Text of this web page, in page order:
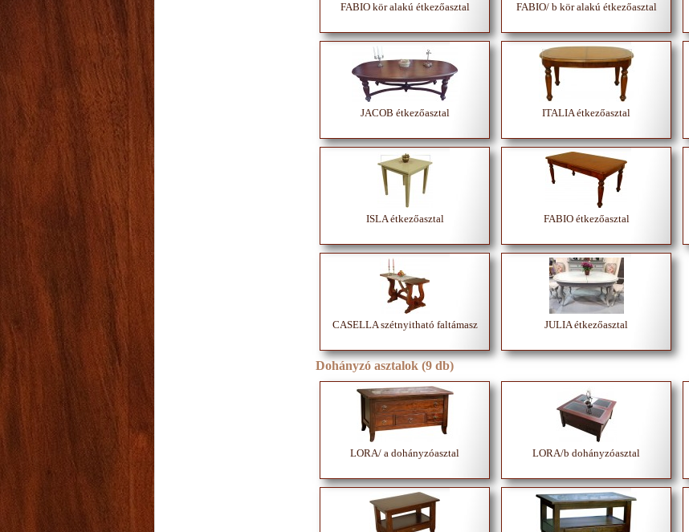
FABIO kör alakú étkezőasztal FABIO/ b kör alakú étkezőasztal
JACOB étkezőasztal ITALIA étkezőasztal
ISLA étkezőasztal FABIO étkezőasztal
CASELLA szétnyitható faltámasz JULIA étkezőasztal
Dohányzó asztalok (9 db)
LORA/ a dohányzóasztal LORA/b dohányzóasztal